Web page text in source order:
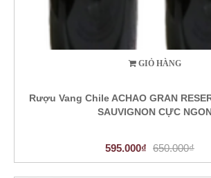
GIỎ HÀNG
Rượu Vang Chile ACHAO GRAN
SAUVIGNON CỰC
595.000₫ 650.000₫